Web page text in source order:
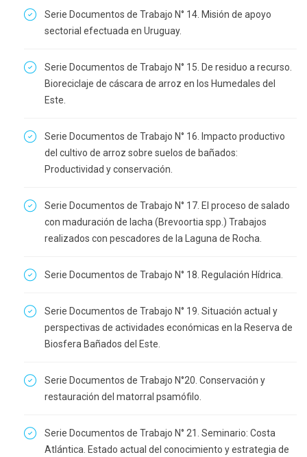
Serie Documentos de Trabajo N° 14. Misión de apoyo
sectorial efectuada en Uruguay.
Serie Documentos de Trabajo N° 15. De residuo a recurso.
Bioreciclaje de cáscara de arroz en los Humedales del
Este.
Serie Documentos de Trabajo N° 16. Impacto productivo
del cultivo de arroz sobre suelos de bañados:
Productividad y conservación.
Serie Documentos de Trabajo N° 17. El proceso de salado
con maduración de lacha (Brevoortia spp.) Trabajos
realizados con pescadores de la Laguna de Rocha.
Serie Documentos de Trabajo N° 18. Regulación Hídrica.
Serie Documentos de Trabajo N° 19. Situación actual y
perspectivas de actividades económicas en la Reserva de
Biosfera Bañados del Este.
Serie Documentos de Trabajo N°20. Conservación y
restauración del matorral psamófilo.
Serie Documentos de Trabajo N° 21. Seminario: Costa
Atlántica. Estado actual del conocimiento y estrategia de